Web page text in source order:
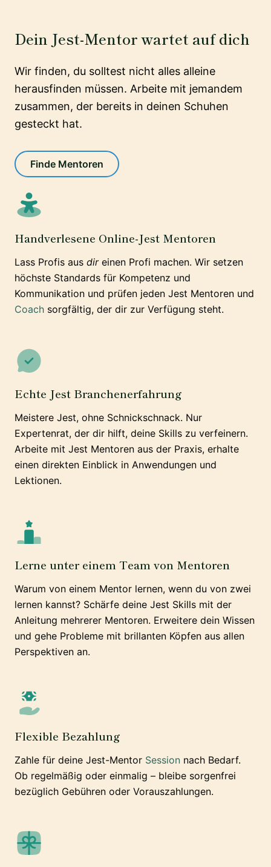
Dein Jest-Mentor wartet auf dich
Wir finden, du solltest nicht alles alleine
herausfinden müssen. Arbeite mit jemandem
zusammen, der bereits in deinen Schuhen
gesteckt hat.
Finde Mentoren
Handverlesene Online-Jest Mentoren
Lass Profis aus direinen Profi machen. Wir setzen
höchste Standards für Kompetenz und
Kommunikation und prüfen jeden Jest Mentoren und
Coach sorgfältig, der dir zur Verfügung steht.
Echte Jest Branchenerfahrung
Meistere Jest, ohne Schnickschnack. Nur
Expertenrat, der dir hilft, deine Skills zu verfeinern.
Arbeite mit Jest Mentoren aus der Praxis, erhalte
einen direkten Einblick in Anwendungen und
Lektionen.
Lerne unter einem Team von Mentoren
Warum von einem Mentor lernen, wenn du von zwei
lernen kannst? Schärfe deine Jest Skills mit der
Anleitung mehrerer Mentoren. Erweitere dein Wissen
und gehe Probleme mit brillanten Köpfen aus allen
Perspektiven an.
Flexible Bezahlung
Zahle für deine Jest-Mentor Session nach Bedarf.
Ob regelmäßig oder einmalig – bleibe sorgenfrei
bezüglich Gebühren oder Vorauszahlungen.